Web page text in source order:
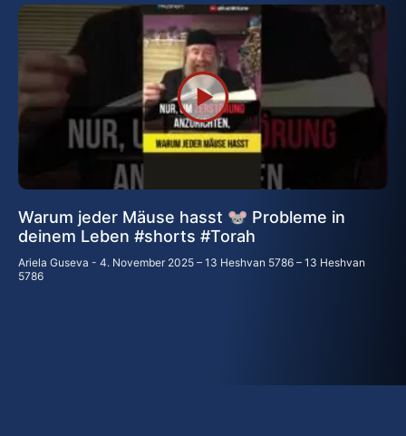
Warum jeder Mäuse hasst 🐭 Probleme in
deinem Leben #shorts #Torah
Ariela Guseva
4. November 2025 – 13 Heshvan 5786 – 13 Heshvan
5786